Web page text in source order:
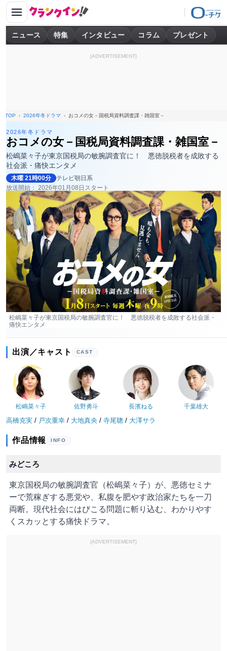
ニュース 特集 インタビュー コラム プレゼント
[ADVERTISEMENT]
TOP 2026年冬ドラマ おコメの女－国税局資料調査課・雑国室－
2026年冬ドラマ
おコメの女－国税局資料調査課・雑国室－
松嶋菜々子が東京国税局の敏腕調査官に！ 悪徳脱税者を成敗する
社会派・痛快エンタメ
木曜 21時00分
テレビ朝日系
放送開始： 2026年01月08日スタート
松嶋菜々子が東京国税局の敏腕調査官に！ 悪徳脱税者を成敗する社会派・
痛快エンタメ
出演／キャスト CAST
松嶋菜々子 佐野勇斗 長濱ねる 千葉雄大
高橋克実 / 戸次重幸 / 大地真央 / 寺尾聰 / 大澤サラ
作品情報 INFO
みどころ
東京国税局の敏腕調査官（松嶋菜々子）が、悪徳セミナ
ーで荒稼ぎする悪党や、私腹を肥やす政治家たちを一刀
両断。現代社会にはびこる問題に斬り込む、わかりやす
くスカッとする痛快ドラマ。
[ADVERTISEMENT]